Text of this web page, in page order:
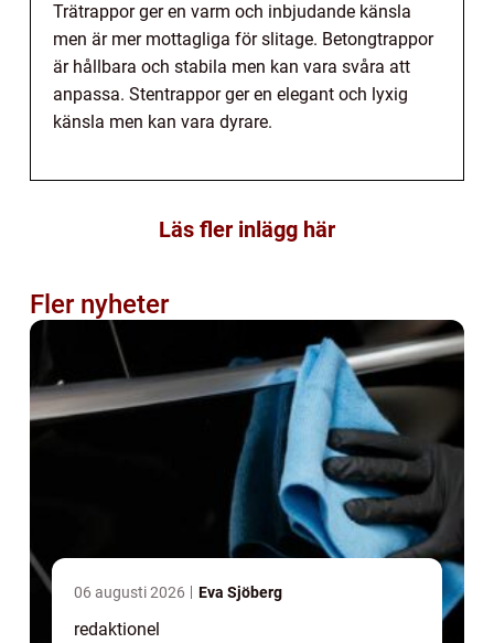
Trätrappor ger en varm och inbjudande känsla
men är mer mottagliga för slitage. Betongtrappor
är hållbara och stabila men kan vara svåra att
anpassa. Stentrappor ger en elegant och lyxig
känsla men kan vara dyrare.
Läs fler inlägg här
Fler nyheter
06 augusti 2026 Eva Sjöberg
redaktionel